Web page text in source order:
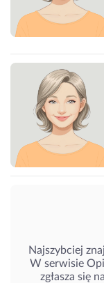
Najszybciej
W serwisie
zgłasza się